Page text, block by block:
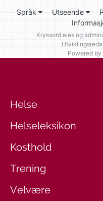
Språk Utseende
Kryssord eies og
Powered
Helse
Helseleksikon
Kosthold
Trening
Velvære